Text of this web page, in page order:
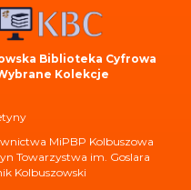
Biblioteka Cyfrowa
Kolekcje
MiPBP Kolbuszowa
Towarzystwa im. Goslara
Kolbuszowski